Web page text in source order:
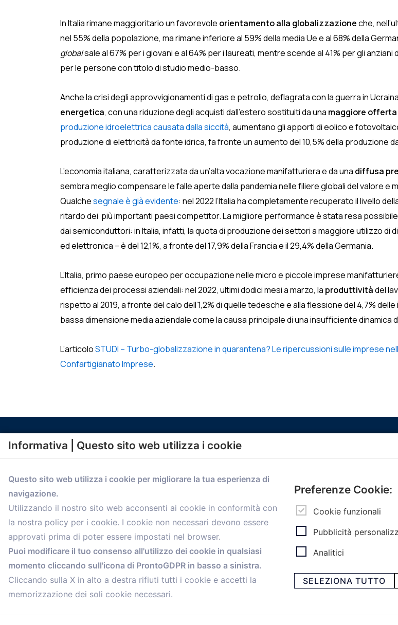
In Italia rimane maggioritario un favorevole orientamento alla globalizzazioneche,
nel 55% della popolazione, ma rimane inferiore al 59% della media Ue e al 68% della
globalsale al 67% per i giovani e al 64% per i laureati, mentre scende al 41% per gli
per le persone con titolo di studio medio-basso.
Anche la crisi degli approvvigionamenti di gas e petrolio, deflagrata con la guerra in
energetica, con una riduzione degli acquisti dall’estero sostituiti da una maggiore
produzione idroelettrica causata dalla siccità, aumentano gli apporti di eolico e
produzione di elettricità da fonte idrica, fa fronte un aumento del 10,5% della produzione
L’economia italiana, caratterizzata da un’alta vocazione manifatturiera e da una diffusa
sembra meglio compensare le falle aperte dalla pandemia nelle filiere globali del valore e
Qualchesegnale è già evidente: nel 2022 l’Italia ha completamente recuperato il livello
ritardo dei più importanti paesi competitor. La migliore performance è stata resa
dai semiconduttori: in Italia, infatti, la quota di produzione dei settori a maggiore utilizzo
ed elettronica – è del 12,1%, a fronte del 17,9% della Francia e il 29,4% della Germania.
L’Italia, primo paese europeo per occupazione nelle micro e piccole imprese
efficienza dei processi aziendali: nel 2022, ultimi dodici mesi a marzo, la produttivitàdel
rispetto al 2019, a fronte del calo dell’1,2% di quelle tedesche e alla flessione del 4,7%
bassa dimensione media aziendale come la causa principale di una insufficiente dinamica
L’articoloSTUDI – Turbo-globalizzazione in quarantena? Le ripercussioni sulle imprese
Confartigianato Imprese.
comunicazione@confartigianato.bo.it
Menù
Home
Servizi
Convenzioni
personal
Informativa | Questo sito web utilizza i cookie
Questo sito web utilizza i cookie per migliorare la tua esperienza di
navigazione.
Utilizzando il nostro sito web acconsenti ai cookie in conformità con
la nostra policy per i cookie. I cookie non necessari devono essere
approvati prima di poter essere impostati nel browser.
Puoi modificare il tuo consenso all'utilizzo dei cookie in qualsiasi
momento cliccando sull'icona di ProntoGDPR in basso a sinistra.
Cliccando sulla X in alto a destra rifiuti tutti i cookie e accetti la
memorizzazione dei soli cookie necessari.
Preferenze Cookie:
Cookie funzionali
Pubblicità
Analitici
SELEZIONA TUTTO